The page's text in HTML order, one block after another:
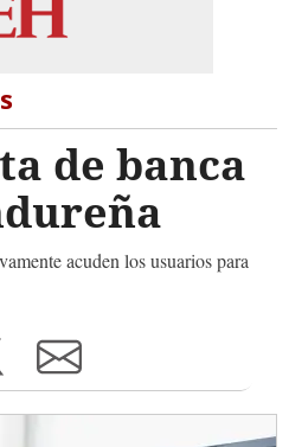
de banca
acuden los usuarios para